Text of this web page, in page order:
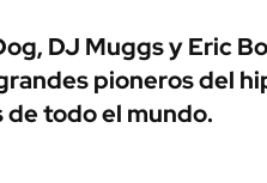
DJ Muggs y Eric
pioneros del
todo el mundo.